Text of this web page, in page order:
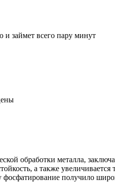
и займет всего пару минут
обработки металла,
а также
получило